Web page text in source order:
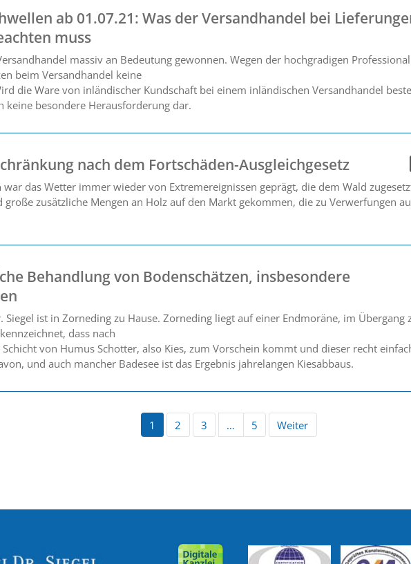
ab 01.07.21: Was der Versandhandel bei
muss
massiv an Bedeutung gewonnen. Wegen der hochgradigen
beim Versandhandel keine
die Ware von inländischer Kundschaft bei einem inländischen Versandhandel
keine besondere Herausforderung dar.
nach dem Fortschäden-Ausgleichgesetz
war das Wetter immer wieder von Extremereignissen geprägt, die dem Wald
große zusätzliche Mengen an Holz auf den Markt gekommen, die zu Verwerfungen
Behandlung von Bodenschätzen, insbesondere
Siegel ist in Zorneding zu Hause. Zorneding liegt auf einer Endmoräne, im Übergang
dass nach
von Humus Schotter, also Kies, zum Vorschein kommt und dieser recht
und auch mancher Badesee ist das Ergebnis jahrelangen Kiesabbaus.
1 2 3 … 5 Weiter